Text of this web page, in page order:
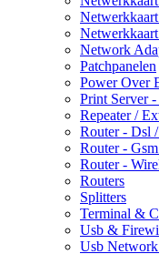
Network
Patchpanelen
Power Over
Print Server -
Repeater /
Router - Dsl
Router -
Router -
Routers
Splitters
Terminal &
Usb &
Usb